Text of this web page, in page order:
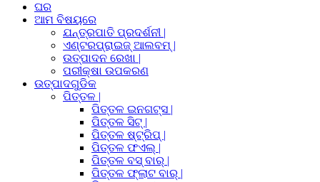
ଘର
ଆମ ବିଷୟରେ
ଯନ୍ତ୍ରପାତି ପ୍ରଦର୍ଶନୀ |
ଏଣ୍ଟରପ୍ରାଇଜ୍ ଆଲବମ୍ |
ଉତ୍ପାଦନ ରେଖା |
ପରୀକ୍ଷା ଉପକରଣ
ଉତ୍ପାଦଗୁଡିକ
ପିତ୍ତଳ |
ପିତ୍ତଳ ଇନଗଟ୍ସ |
ପିତ୍ତଳ ସିଟ୍ |
ପିତ୍ତଳ ଷ୍ଟ୍ରିପ୍ |
ପିତ୍ତଳ ଫଏଲ୍ |
ପିତ୍ତଳ ବସ୍ ବାର୍ |
ପିତ୍ତଳ ଫ୍ଲାଟ ବାର୍ |